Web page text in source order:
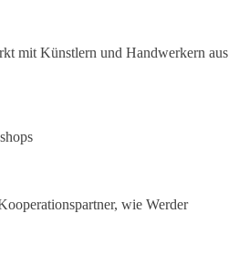
mit Künstlern und Handwerkern aus
wie Werder